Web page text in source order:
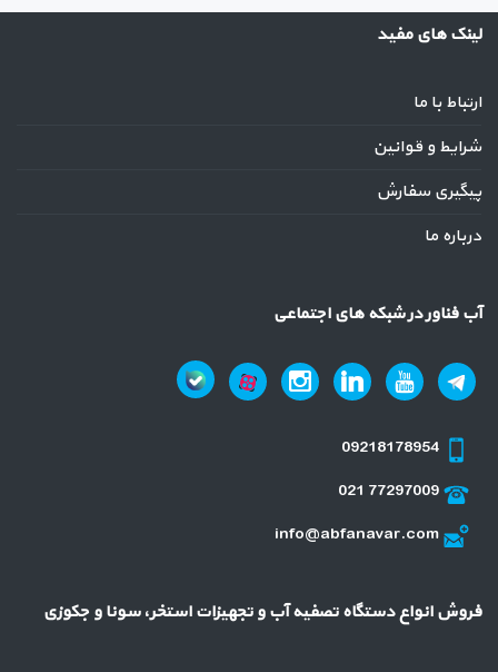
لینک های مفید
ارتباط با ما
شرایط و قوانین
پیگیری سفارش
درباره ما
آب فناور در شبکه های اجتماعی
09218178954
021 77297009
info@abfanavar.com
فروش انواع دستگاه تصفیه آب و تجهیزات استخر، سونا و جکوزی